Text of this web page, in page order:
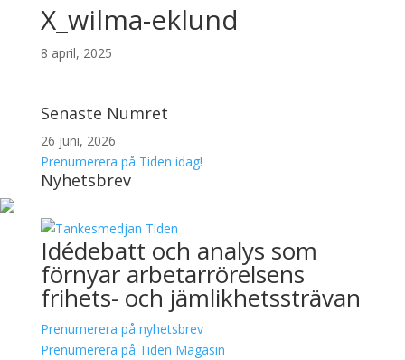
X_wilma-eklund
8 april, 2025
Senaste Numret
26 juni, 2026
Prenumerera på Tiden idag!
Nyhetsbrev
Idédebatt och analys som
förnyar arbetarrörelsens
frihets- och jämlikhetssträvan
Prenumerera på nyhetsbrev
Prenumerera på Tiden Magasin